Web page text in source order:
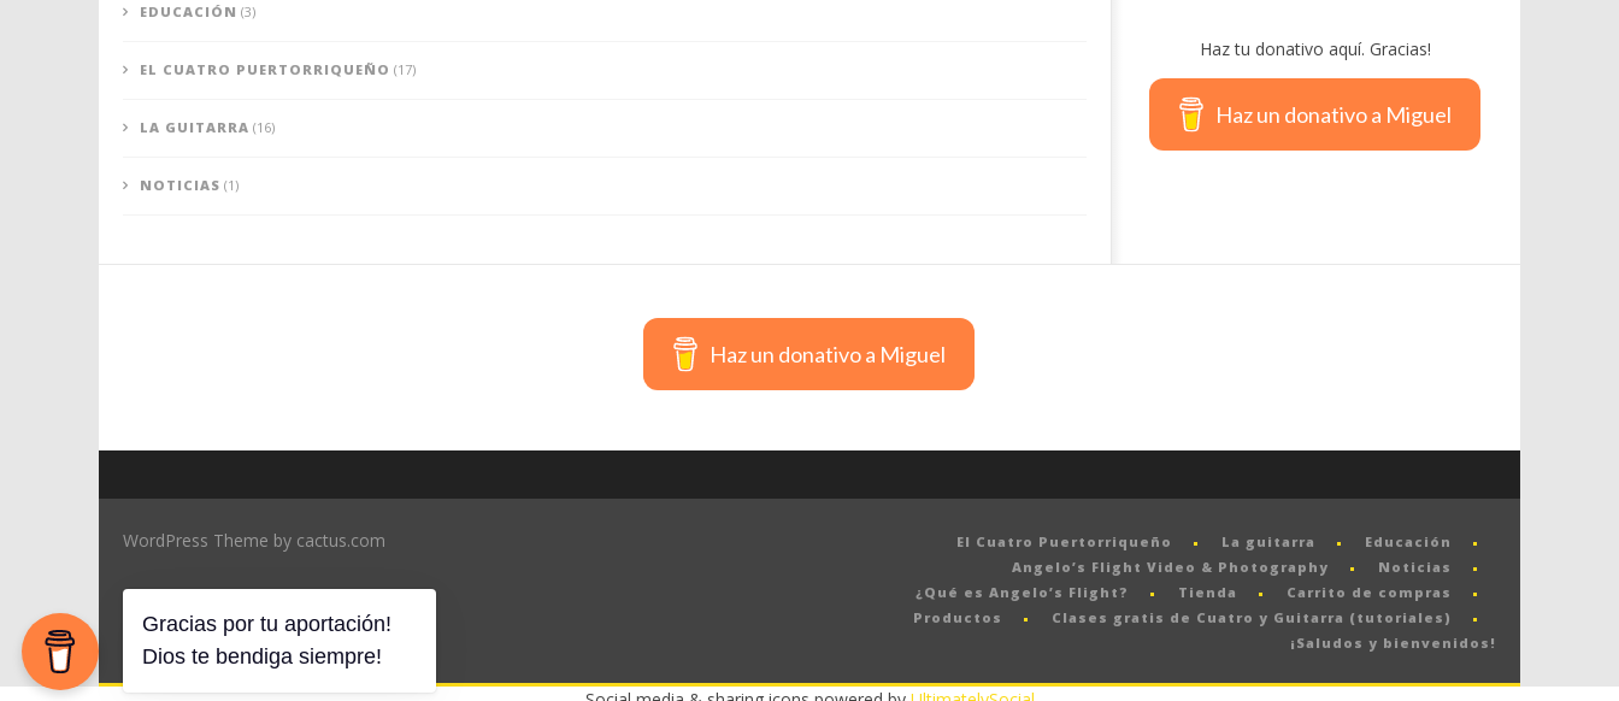
EDUCACIÓN (3)
EL CUATRO PUERTORRIQUEÑO (17)
LA GUITARRA (16)
NOTICIAS (1)
Haz tu donativo aquí. Gracias!
Haz un donativo a Miguel
Haz un donativo a Miguel
WordPress Theme by cactus.com El Cuatro Puertorriqueño La guitarra
Educación
Angelo’s Flight Video & Photography
Noticias
¿Qué es Angelo’s Flight?
Tienda
Carrito de compras
Productos
Clases gratis de Cuatro y Guitarra (tutoriales)
¡Saludos y bienvenidos!
Gracias por tu aportación!
Dios te bendiga siempre!